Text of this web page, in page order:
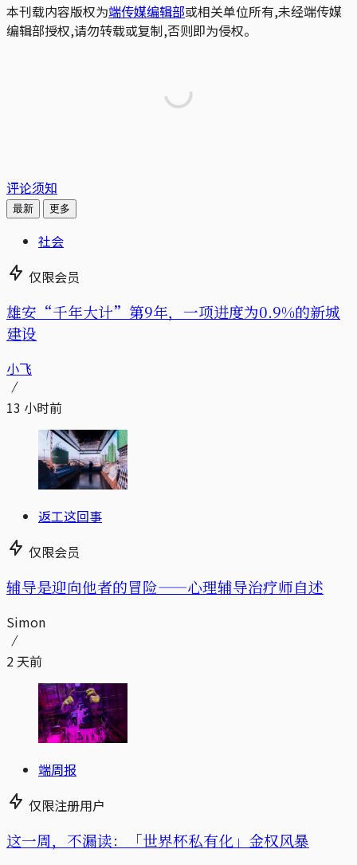
本刊载内容版权为端传媒编辑部或相关单位所有,未经端传媒
编辑部授权,请勿转载或复制,否则即为侵权。
评论须知
最新 更多
社会
仅限会员
雄安“千年大计”第9年，一项进度为0.9%的新城
建设
小飞
13 小时前
返工这回事
仅限会员
辅导是迎向他者的冒险——心理辅导治疗师自述
Simon
2 天前
端周报
仅限注册用户
这一周，不漏读：「世界杯私有化」金权风暴